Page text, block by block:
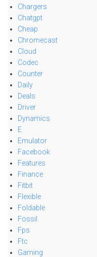
Chargers
Chatgpt
Cheap
Chromecast
Cloud
Codec
Counter
Daily
Deals
Driver
Dynamics
E
Emulator
Facebook
Features
Finance
Fitbit
Flexible
Foldable
Fossil
Fps
Ftc
Gaming